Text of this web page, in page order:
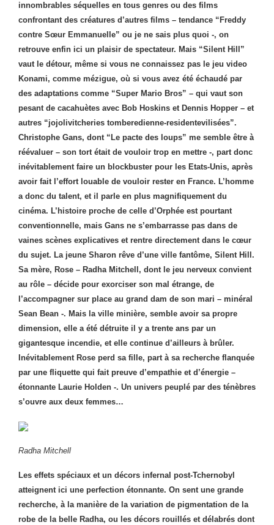
innombrables séquelles en tous genres ou des films
confrontant des créatures d’autres films – tendance “Freddy
contre Sœur Emmanuelle” ou je ne sais plus quoi -, on
retrouve enfin ici un plaisir de spectateur. Mais “Silent Hill”
vaut le détour, même si vous ne connaissez pas le jeu video
Konami, comme mézigue, où si vous avez été échaudé par
des adaptations comme “Super Mario Bros” – qui vaut son
pesant de cacahuètes avec Bob Hoskins et Dennis Hopper – et
autres “jojolivitcheries tomberedienne-residentevilisées”.
Christophe Gans, dont “Le pacte des loups” me semble être à
réévaluer – son tort était de vouloir trop en mettre -, part donc
inévitablement faire un blockbuster pour les Etats-Unis, après
avoir fait l’effort louable de vouloir rester en France. L’homme
a donc du talent, et il parle en plus magnifiquement du
cinéma. L’histoire proche de celle d’Orphée est pourtant
conventionnelle, mais Gans ne s’embarrasse pas dans de
vaines scènes explicatives et rentre directement dans le cœur
du sujet. La jeune Sharon rêve d’une ville fantôme, Silent Hill.
Sa mère, Rose – Radha Mitchell, dont le jeu nerveux convient
au rôle – décide pour exorciser son mal étrange, de
l’accompagner sur place au grand dam de son mari – minéral
Sean Bean -. Mais la ville minière, semble avoir sa propre
dimension, elle a été détruite il y a trente ans par un
gigantesque incendie, et elle continue d’ailleurs à brûler.
Inévitablement Rose perd sa fille, part à sa recherche flanquée
par une fliquette qui fait preuve d’empathie et d’énergie –
étonnante Laurie Holden -. Un univers peuplé par des ténèbres
s’ouvre aux deux femmes…
Radha Mitchell
Les effets spéciaux et un décors infernal post-Tchernobyl
atteignent ici une perfection étonnante. On sent une grande
recherche, à la manière de la variation de pigmentation de la
robe de la belle Radha, ou les décors rouillés et délabrés dont